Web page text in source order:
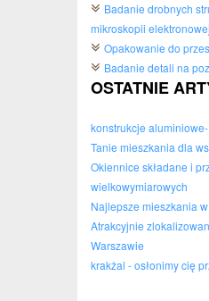
Badanie drobnych
mikroskopii elektronowej
Opakowanie do
Badanie detali na
OSTATNIE
konstrukcje
Tanie mieszkania dla
Okiennice składane i
wielkowymiarowych
Najlepsze mieszkania
Atrakcyjnie
Warszawie
krakżal - osłonimy cię